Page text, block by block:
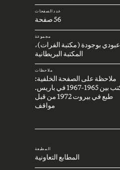
عدد الصفحات
56 صفحة
مجموعة
عبودي بوجودة (مكتبة الفرات)،
المكتبة البريطانية
ملاحظات
ملاحظة على الصفحة الخلفية:
كتب بين 1965-1967 في باريس.
طبع في بيروت 1972 من قبل
مواقف
المطبعة
المطابع التعاونية